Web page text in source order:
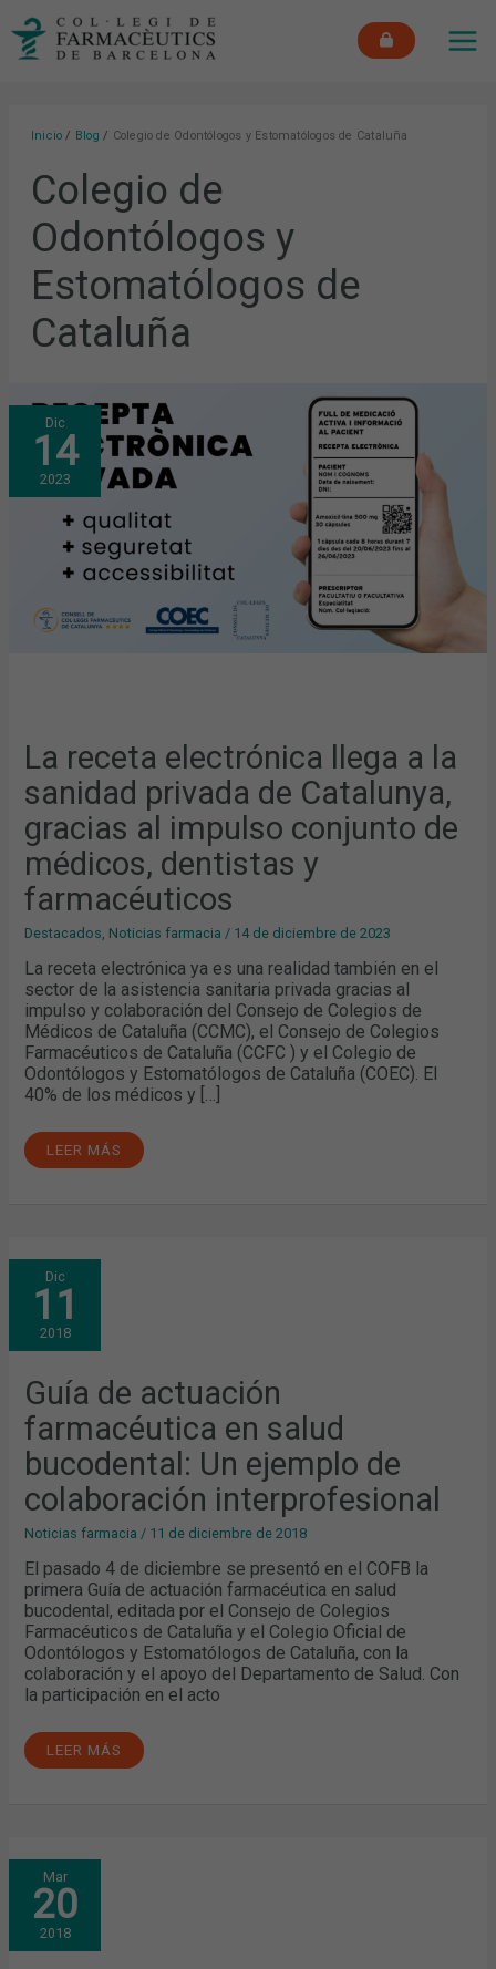
Inicio Blog Colegio de Odontólogos y Estomatólogos de Cataluña
Colegio de
Odontólogos y
Estomatólogos de
Cataluña
Dic
14
2023
La receta electrónica llega a la
sanidad privada de Catalunya,
gracias al impulso conjunto de
médicos, dentistas y
farmacéuticos
Destacados, Noticias farmacia / 14 de diciembre de 2023
La receta electrónica ya es una realidad también en el
sector de la asistencia sanitaria privada gracias al
impulso y colaboración del Consejo de Colegios de
Médicos de Cataluña (CCMC), el Consejo de Colegios
Farmacéuticos de Cataluña (CCFC ) y el Colegio de
Odontólogos y Estomatólogos de Cataluña (COEC). El
40% de los médicos y […]
LA
RECETA
ELECTRÓNICA
LLEGA
A
LA
SANIDAD
PRIVADA
DE
CATALUNYA,
GRACIAS
AL
IMPULSO
DE
MÉDICOS,
LEER MÁS
Dic
11
2018
Guía de actuación
farmacéutica en salud
bucodental: Un ejemplo de
colaboración interprofesional
Noticias farmacia / 11 de diciembre de 2018
El pasado 4 de diciembre se presentó en el COFB la
primera Guía de actuación farmacéutica en salud
bucodental, editada por el Consejo de Colegios
Farmacéuticos de Cataluña y el Colegio Oficial de
Odontólogos y Estomatólogos de Cataluña, con la
colaboración y el apoyo del Departamento de Salud. Con
la participación en el acto
GUÍA
DE
ACTUACIÓN
EN
SALUD
BUCODENTAL:
EJEMPLO
DE
COLABORACIÓN
INTERPROFESIONAL
LEER MÁS
Mar
20
2018
PRIMERA
GUÍA
PARA
ACTUAR
DESDE
LA
FARMACIA